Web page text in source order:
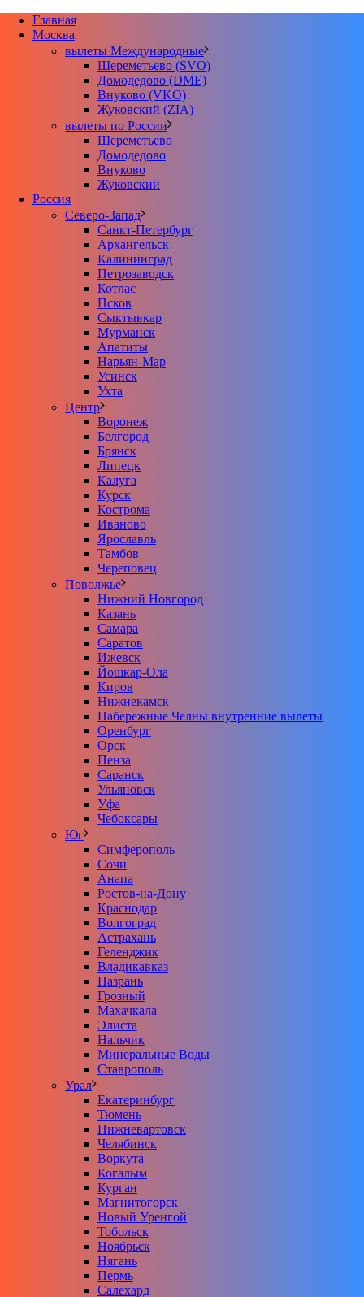
Главная
Москва
вылеты Международные
Шереметьево (SVO)
Домодедово (DME)
Внуково (VKO)
Жуковский (ZIA)
вылеты по России
Шереметьево
Домодедово
Внуково
Жуковский
Россия
Северо-Запад
Санкт-Петербург
Архангельск
Калининград
Петрозаводск
Котлас
Псков
Сыктывкар
Мурманск
Апатиты
Нарьян-Мар
Усинск
Ухта
Центр
Воронеж
Белгород
Брянск
Липецк
Калуга
Курск
Кострома
Иваново
Ярославль
Тамбов
Череповец
Поволжье
Нижний Новгород
Казань
Самара
Саратов
Ижевск
Йошкар-Ола
Киров
Нижнекамск
Набережные Челны внутренние вылеты
Оренбург
Орск
Пенза
Саранск
Ульяновск
Уфа
Чебоксары
Юг
Симферополь
Сочи
Анапа
Ростов-на-Дону
Краснодар
Волгоград
Астрахань
Геленджик
Владикавказ
Назрань
Грозный
Махачкала
Элиста
Нальчик
Минеральные Воды
Ставрополь
Урал
Екатеринбург
Тюмень
Нижневартовск
Челябинск
Воркута
Когалым
Курган
Магнитогорск
Новый Уренгой
Тобольск
Ноябрьск
Нягань
Пермь
Салехард